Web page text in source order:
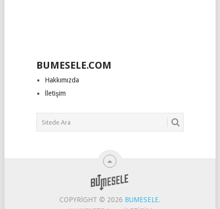
BUMESELE.COM
Hakkımızda
İletişim
COPYRIGHT © 2026 BUMESELE.